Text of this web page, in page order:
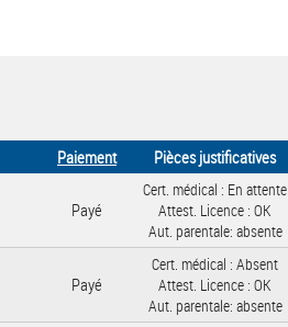
Paiement Pièces justificatives
Payé
Cert. médical : En attente
Attest. Licence : OK
Aut. parentale: absente
Payé
Cert. médical : Absent
Attest. Licence : OK
Aut. parentale: absente